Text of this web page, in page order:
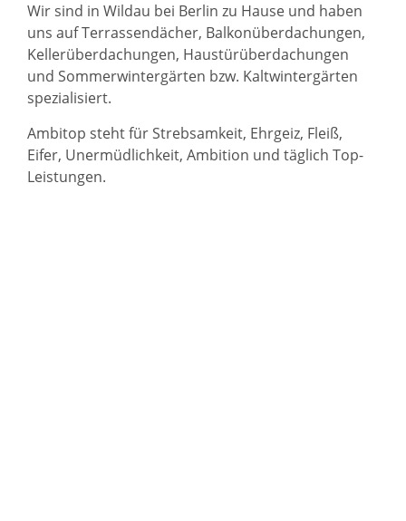
Wir sind in Wildau bei Berlin zu Hause und haben
uns auf Terrassendächer, Balkonüberdachungen,
Kellerüberdachungen, Haustürüberdachungen
und Sommerwintergärten bzw. Kaltwintergärten
spezialisiert.
Ambitop steht für Strebsamkeit, Ehrgeiz, Fleiß,
Eifer, Unermüdlichkeit, Ambition und täglich Top-
Leistungen.